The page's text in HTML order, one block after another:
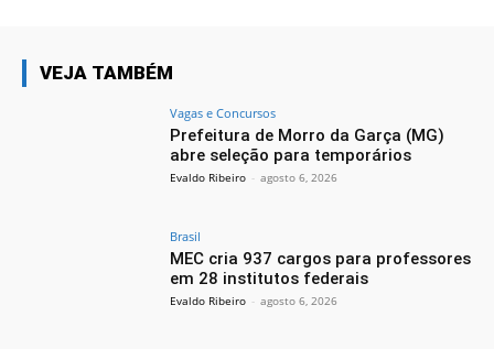
VEJA TAMBÉM
Vagas e Concursos
Prefeitura de Morro da Garça (MG)
abre seleção para temporários
Evaldo Ribeiro - agosto 6, 2026
Brasil
MEC cria 937 cargos para professores
em 28 institutos federais
Evaldo Ribeiro - agosto 6, 2026